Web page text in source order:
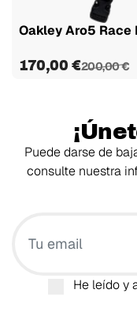
Oakley Aro5
170,00 €200,00 €
Puede darse de
consulte nuestra
He leído y